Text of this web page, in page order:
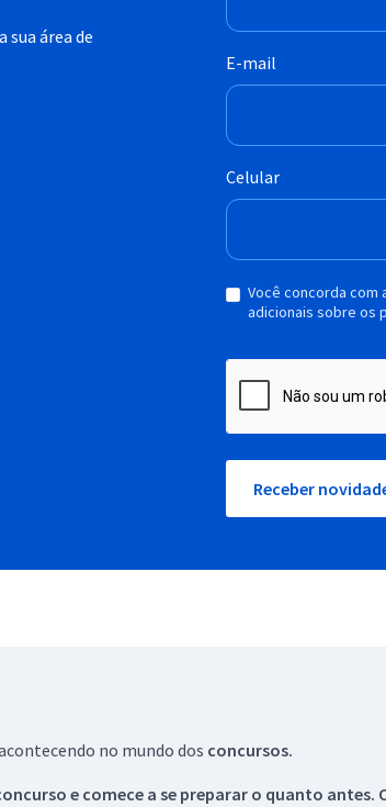
sua área de
E-mail
Celular
Você concorda com
adicionais sobre os
Receber
no mundo dos concursos.
e comece a se preparar o quanto